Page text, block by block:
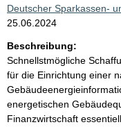
Deutscher Sparkassen-
25.06.2024
Beschreibung:
Schnellstmögliche
für die Einrichtung einer
energetischen
Finanzwirtschaft